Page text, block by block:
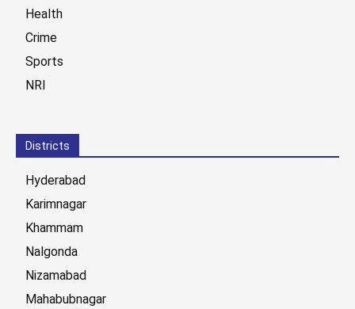
Health
Crime
Sports
NRI
Districts
Hyderabad
Karimnagar
Khammam
Nalgonda
Nizamabad
Mahabubnagar